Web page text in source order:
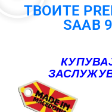
ТВОИТЕ
SAAB